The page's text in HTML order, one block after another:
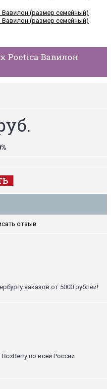
Poetica Вавилон
отзыв
заказов от 5000 рублей!
по всей России